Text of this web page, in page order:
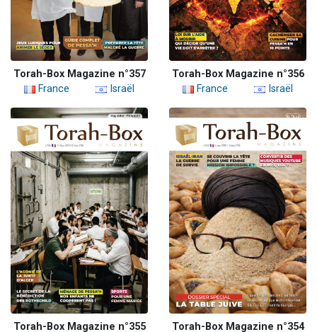
Torah-Box Magazine n°357
France
Israël
Torah-Box Magazine n°356
France
Israël
Torah-Box Magazine n°355
Torah-Box Magazine n°354